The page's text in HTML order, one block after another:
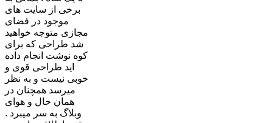
برخی از سایت های
موجود در فضای
مجازی متوجه خواهید
شد طراحی که برای
کوه نوشت انجام داده
اید طراحی قوی و
خوبی نیست و به نظر
میرسد همچنان در
همان حال و هوای
وبلاگ به سر میبرد .